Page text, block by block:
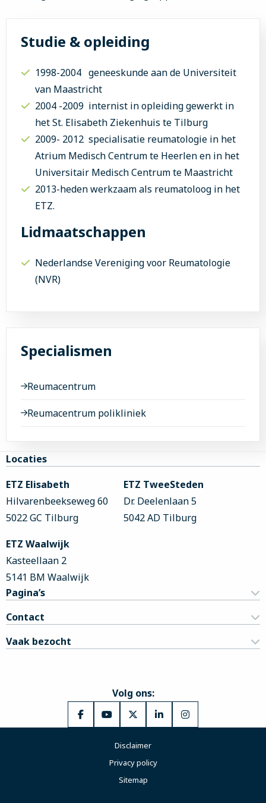
Studie & opleiding
1998-2004 geneeskunde aan de Universiteit
van Maastricht
2004 -2009 internist in opleiding gewerkt in
het St. Elisabeth Ziekenhuis te Tilburg
2009- 2012 specialisatie reumatologie in het
Atrium Medisch Centrum te Heerlen en in het
Universitair Medisch Centrum te Maastricht
2013-heden werkzaam als reumatoloog in het
ETZ.
Lidmaatschappen
Nederlandse Vereniging voor Reumatologie
(NVR)
Specialismen
Reumacentrum
Reumacentrum polikliniek
Site
Locaties
ETZ Elisabeth
Hilvarenbeekseweg 60
5022 GC Tilburg
ETZ TweeSteden
Dr. Deelenlaan 5
5042 AD Tilburg
ETZ Waalwijk
Kasteellaan 2
5141 BM Waalwijk
Pagina’s
Contact
Vaak bezocht
Volg ons:
Ga
Facebook
Ga
YouTube
Ga
X
Ga
Ga
Disclaimer
Privacy policy
Sitemap